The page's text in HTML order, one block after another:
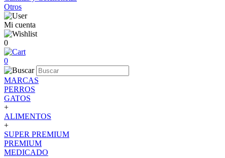
Otros
Mi cuenta
0
0
MARCAS
PERROS
GATOS
+
ALIMENTOS
+
SUPER PREMIUM
PREMIUM
MEDICADO